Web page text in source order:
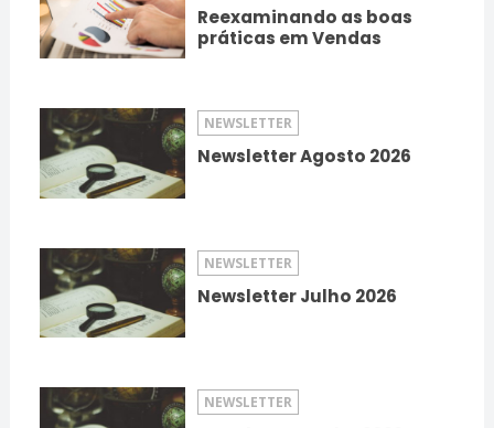
Reexaminando as boas
práticas em Vendas
NEWSLETTER
Newsletter Agosto 2026
NEWSLETTER
Newsletter Julho 2026
NEWSLETTER